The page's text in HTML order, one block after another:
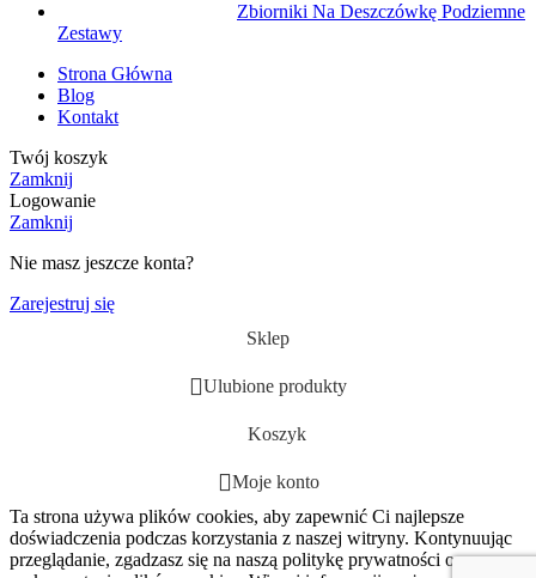
Zbiorniki Na Deszczówkę Podziemne
Zestawy
Strona Główna
Blog
Kontakt
Twój koszyk
Zamknij
Logowanie
Zamknij
Nie masz jeszcze konta?
Zarejestruj się
Sklep
Ulubione produkty
Koszyk
Moje konto
Ta strona używa plików cookies, aby zapewnić Ci najlepsze
doświadczenia podczas korzystania z naszej witryny. Kontynuując
przeglądanie, zgadzasz się na naszą politykę prywatności oraz